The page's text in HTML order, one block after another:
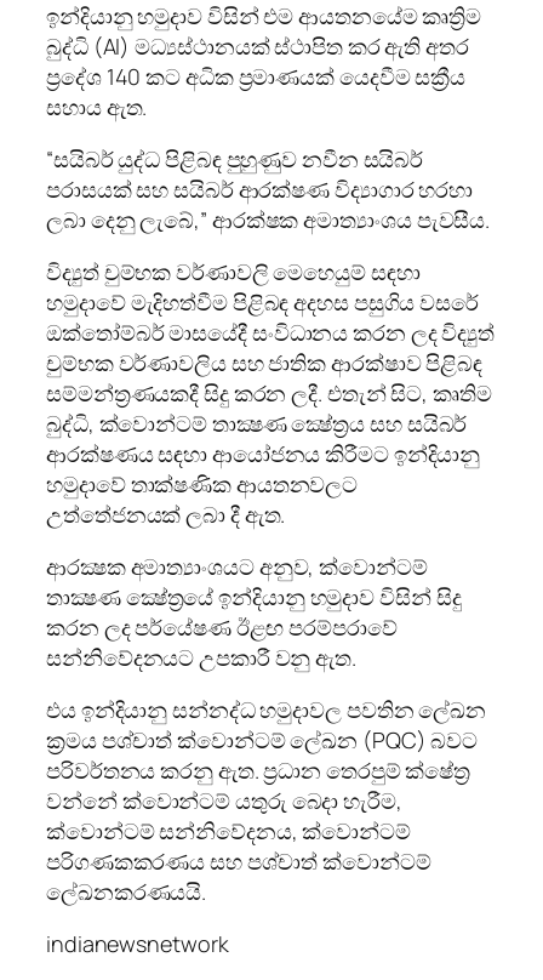
ඉන්දියානු හමුදාව විසින් එම ආයතනයේම කෘත්‍රිම
බුද්ධි (AI) මධ්‍යස්ථානයක් ස්ථාපිත කර ඇති අතර
ප්‍රදේශ 140 කට අධික ප්‍රමාණයක් යෙදවීම සක්‍රීය
සහාය ඇත.
“සයිබර් යුද්ධ පිළිබඳ පුහුණුව නවීන සයිබර්
පරාසයක් සහ සයිබර් ආරක්ෂණ විද්‍යාගාර හරහා
ලබා දෙනු ලැබේ,” ආරක්ෂක අමාත්‍යාංශය පැවසීය.
විද්‍යුත් චුම්භක වර්ණාවලි මෙහෙයුම් සඳහා
හමුදාවේ මැදිහත්වීම පිළිබඳ අදහස පසුගිය වසරේ
ඔක්තෝම්බර් මාසයේදී සංවිධානය කරන ලද විද්‍යුත්
චුම්භක වර්ණාවලිය සහ ජාතික ආරක්ෂාව පිළිබඳ
සම්මන්ත්‍රණයකදී සිදු කරන ලදී. එතැන් සිට, කෘතිම
බුද්ධි, ක්වොන්ටම් තාක්‍ෂණ ක්‍ෂේත්‍රය සහ සයිබර්
ආරක්ෂණය සඳහා ආයෝජනය කිරීමට ඉන්දියානු
හමුදාවේ තාක්ෂණික ආයතනවලට
උත්තේජනයක් ලබා දී ඇත.
ආරක්‍ෂක අමාත්‍යාංශයට අනුව, ක්වොන්ටම්
තාක්‍ෂණ ක්‍ෂේත්‍රයේ ඉන්දියානු හමුදාව විසින් සිදු
කරන ලද පර්යේෂණ ඊළඟ පරම්පරාවේ
සන්නිවේදනයට උපකාරී වනු ඇත.
එය ඉන්දියානු සන්නද්ධ හමුදාවල පවතින ලේඛන
ක්‍රමය පශ්චාත් ක්වොන්ටම් ලේඛන (PQC) බවට
පරිවර්තනය කරනු ඇත. ප්‍රධාන තෙරපුම් ක්ෂේත්‍ර
වන්නේ ක්වොන්ටම් යතුරු බෙදා හැරීම,
ක්වොන්ටම් සන්නිවේදනය, ක්වොන්ටම්
පරිගණකකරණය සහ පශ්චාත් ක්වොන්ටම්
ලේඛනකරණයයි.
indianewsnetwork